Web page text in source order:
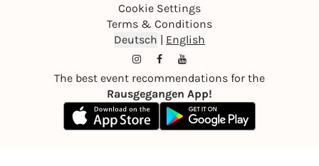
Cookie Settings
Terms & Conditions
Deutsch | English
The best event recommendations for the
Rausgegangen App!